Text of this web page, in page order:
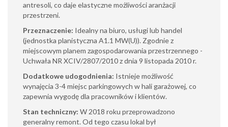
antresoli, co daje elastyczne możliwości aranżacji
przestrzeni.
Przeznaczenie: Idealny na biuro, usługi lub handel
(jednostka planistyczna A1.1 MW(U)). Zgodnie z
miejscowym planem zagospodarowania przestrzennego -
Uchwała NR XCIV/2807/2010 z dnia 9 listopada 2010 r.
Dodatkowe udogodnienia: Istnieje możliwość
wynajęcia 3-4 miejsc parkingowych w hali garażowej, co
zapewnia wygodę dla pracowników i klientów.
Stan techniczny: W 2018 roku przeprowadzono
generalny remont. Od tego czasu lokal był